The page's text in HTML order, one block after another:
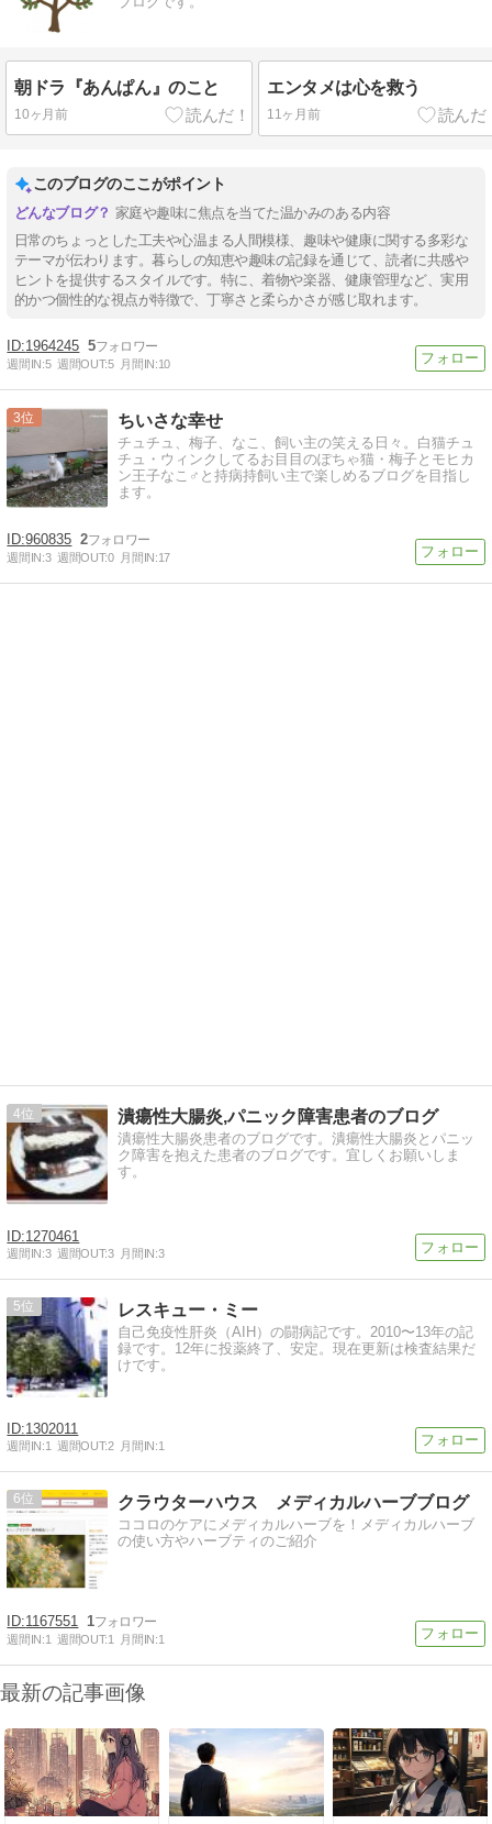
朝ドラ『あんぱん』のこと
10ヶ月前
エンタメは心を救う
11ヶ月前
このブログのここがポイント
家庭や趣味に焦点を当てた温かみのある内容
日常のちょっとした工夫や心温まる人間模様、趣味や健康に関する多彩な
テーマが伝わります。暮らしの知恵や趣味の記録を通じて、読者に共感や
ヒントを提供するスタイルです。特に、着物や楽器、健康管理など、実用
的かつ個性的な視点が特徴で、丁寧さと柔らかさが感じ取れます。
1964245 5
週間IN:5 週間OUT:5 月間IN:10
3 ちいさな幸せ
チュチュ、梅子、なこ、飼い主の笑える日々。白猫チュ
チュ・ウィンクしてるお目目のぽちゃ猫・梅子とモヒカ
ン王子なこ♂と持病持飼い主で楽しめるブログを目指し
ます。
960835 2
週間IN:3 週間OUT:0 月間IN:17
4 潰瘍性大腸炎,パニック障害患者のブログ
潰瘍性大腸炎患者のブログです。潰瘍性大腸炎とパニッ
ク障害を抱えた患者のブログです。宜しくお願いしま
す。
1270461
週間IN:3 週間OUT:3 月間IN:3
5 レスキュー・ミー
自己免疫性肝炎（AIH）の闘病記です。2010〜13年の記
録です。12年に投薬終了、安定。現在更新は検査結果だ
けです。
1302011
週間IN:1 週間OUT:2 月間IN:1
6 クラウターハウス メディカルハーブブログ
ココロのケアにメディカルハーブを！メディカルハーブ
の使い方やハーブティのご紹介
1167551 1
週間IN:1 週間OUT:1 月間IN:1
最新の記事画像